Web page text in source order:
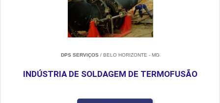
DPS SERVIÇOS/ BELO HORIZONTE - MG
INDÚSTRIA DE SOLDAGEM DE TERMOFUSÃO